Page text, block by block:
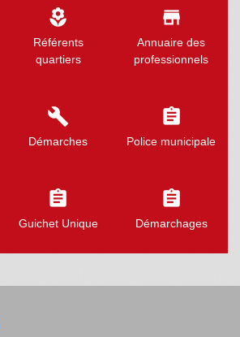
local_florist
Référents
quartiers
store
Annuaire des
professionnels
build
Démarches
assignment
Police municipale
assignment
Guichet Unique
assignment
Démarchages